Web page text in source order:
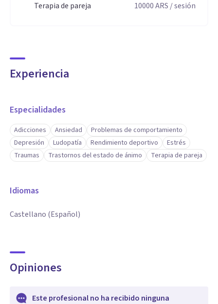
Terapia de pareja
10000ARS / sesión
Experiencia
Especialidades
Adicciones Ansiedad
Problemas de comportamiento
Depresión
Ludopatía Rendimiento deportivo
Estrés
Traumas
Trastornos del estado de ánimo Terapia de pareja
Idiomas
Castellano (Español)
Opiniones
Este profesional no ha recibido ninguna